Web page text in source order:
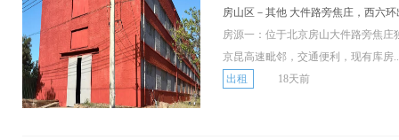
房山区－其他 大件路旁焦庄，西六
房源一：位于北京房山大件路旁焦
京昆高速毗邻，交通便利，现有库房
出租
18天前